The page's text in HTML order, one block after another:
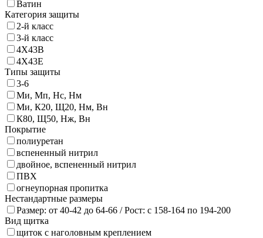
Ватин
Категория защиты
2-й класс
3-й класс
4X43B
4X43Е
Типы защиты
3-6
Ми, Мп, Нс, Нм
Ми, К20, Щ20, Нм, Вн
К80, Щ50, Нж, Вн
Покрытие
полиуретан
вспененный нитрил
двойное, вспененный нитрил
ПВХ
огнеупорная пропитка
Нестандартные размеры
Размер: от 40-42 до 64-66 / Рост: с 158-164 по 194-200
Вид щитка
щиток с наголовным креплением